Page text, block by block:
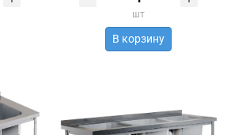
шт
В корзину